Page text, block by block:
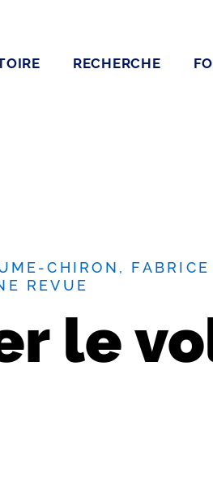
RECHERCHE
CHIRON,
REVUE
le